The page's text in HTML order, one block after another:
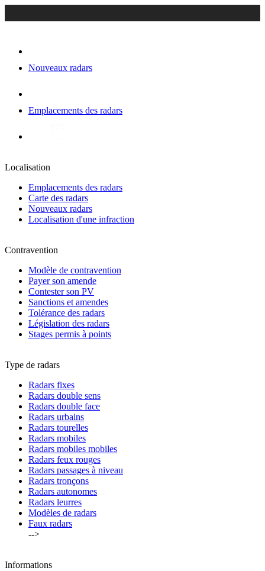
Nouveaux radars
Emplacements des radars
Localisation
Emplacements des radars
Carte des radars
Nouveaux radars
Localisation d'une infraction
Contravention
Modèle de contravention
Payer son amende
Contester son PV
Sanctions et amendes
Tolérance des radars
Législation des radars
Stages permis à points
Type de radars
Radars fixes
Radars double sens
Radars double face
Radars urbains
Radars tourelles
Radars mobiles
Radars mobiles mobiles
Radars feux rouges
Radars passages à niveau
Radars tronçons
Radars autonomes
Radars leurres
Modèles de radars
Faux radars
-->
Informations